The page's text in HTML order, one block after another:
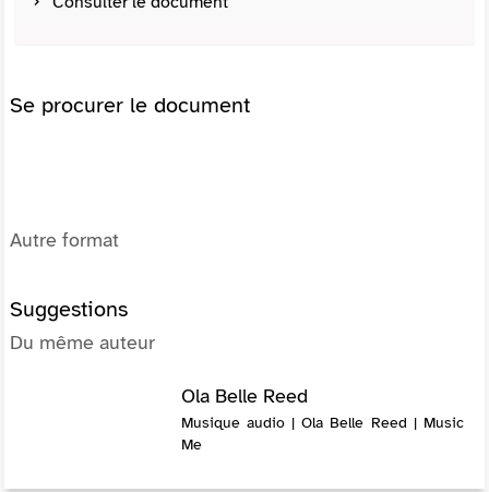
Se procurer le document
Autre format
Suggestions
Du même auteur
Ola Belle Reed
Musique audio | Ola Belle Reed | Music
Me